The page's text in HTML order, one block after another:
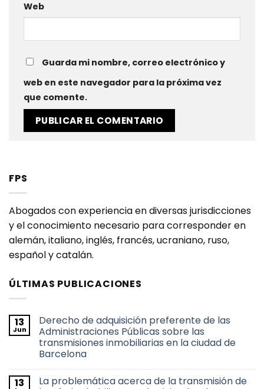
Web
Guarda mi nombre, correo electrónico y
web en este navegador para la próxima vez
que comente.
FPS
Abogados con experiencia en diversas jurisdicciones
y el conocimiento necesario para corresponder en
alemán, italiano, inglés, francés, ucraniano, ruso,
español y catalán.
ÚLTIMAS PUBLICACIONES
13
Jun
Derecho de adquisición preferente de las
Administraciones Públicas sobre las
transmisiones inmobiliarias en la ciudad de
Barcelona
comentarios
13
La problemática acerca de la transmisión de